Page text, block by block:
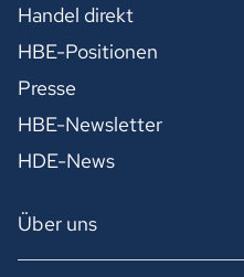
Handel direkt
HBE-Positionen
Presse
HBE-Newsletter
HDE-News
Über uns